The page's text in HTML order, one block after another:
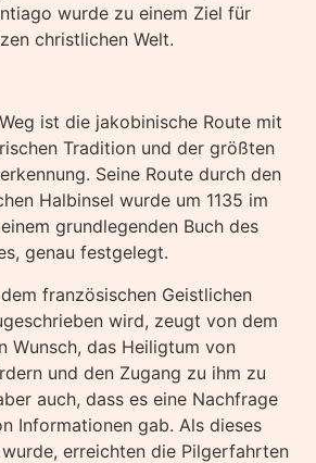
wurde zu einem Ziel für
christlichen Welt.
ist die jakobinische Route mit
Tradition und der größten
Seine Route durch den
Halbinsel wurde um 1135 im
grundlegenden Buch des
genau festgelegt.
französischen Geistlichen
wird, zeugt von dem
Wunsch, das Heiligtum von
und den Zugang zu ihm zu
auch, dass es eine Nachfrage
Informationen gab. Als dieses
erreichten die Pilgerfahrten